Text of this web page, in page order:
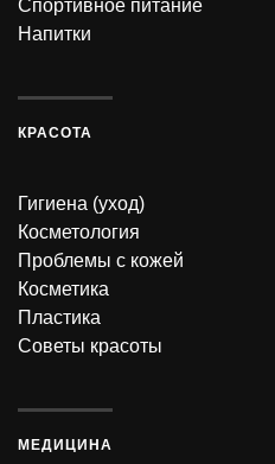
Спортивное питание
Напитки
КРАСОТА
Гигиена (уход)
Косметология
Проблемы с кожей
Косметика
Пластика
Советы красоты
МЕДИЦИНА